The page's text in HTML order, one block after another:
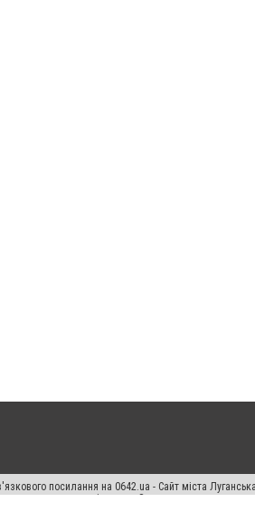
посилання на 0642.ua - Сайт міста
прав переслідується Законом.